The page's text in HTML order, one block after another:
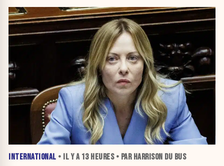
INTERNATIONAL • IL Y A 13 HEURES• PAR HARRISON DU BUS